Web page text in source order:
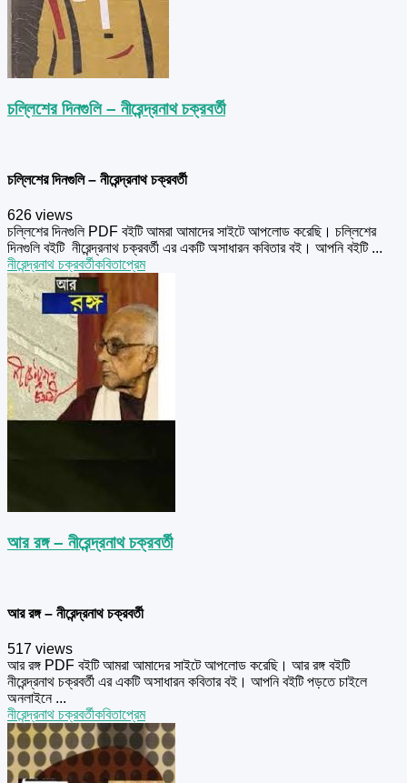
চল্লিশের দিনগুলি – নীরেন্দ্রনাথ চক্রবর্তী
চল্লিশের দিনগুলি – নীরেন্দ্রনাথ চক্রবর্তী
626 views
চল্লিশের দিনগুলি PDF বইটি আমরা আমাদের সাইটে আপলোড করেছি। চল্লিশের
দিনগুলি বইটি নীরেন্দ্রনাথ চক্রবর্তী এর একটি অসাধারন কবিতার বই। আপনি বইটি ...
নীরেন্দ্রনাথ চক্রবর্তীকবিতাপ্রেম
আর রঙ্গ – নীরেন্দ্রনাথ চক্রবর্তী
আর রঙ্গ – নীরেন্দ্রনাথ চক্রবর্তী
517 views
আর রঙ্গ PDF বইটি আমরা আমাদের সাইটে আপলোড করেছি। আর রঙ্গ বইটি
নীরেন্দ্রনাথ চক্রবর্তী এর একটি অসাধারন কবিতার বই। আপনি বইটি পড়তে চাইলে
অনলাইনে ...
নীরেন্দ্রনাথ চক্রবর্তীকবিতাপ্রেম